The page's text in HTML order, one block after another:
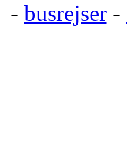
- busrejser-